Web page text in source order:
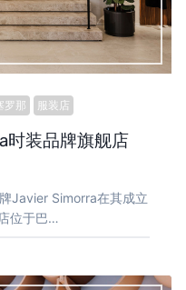
罗那 服装店
时装品牌旗舰店
Javier Simorra在其成立
位于巴…